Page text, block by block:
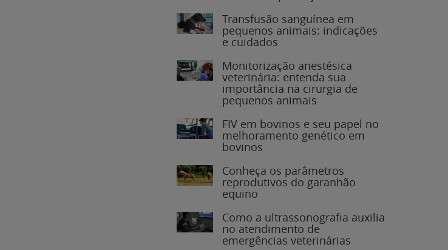
Transfusão sanguínea em
pequenos animais: indicações
e cuidados
Monitorização anestésica
veterinária: entenda sua
importância na cirurgia de
pequenos animais
FIV em bovinos e seu papel no
melhoramento genético em
bovinos
Conheça os parâmetros
reprodutivos do garanhão
equino
Como a ultrassonografia auxilia
no atendimento de
emergências veterinárias